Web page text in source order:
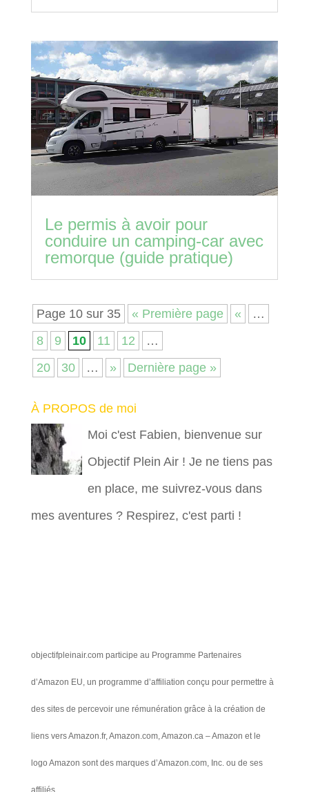
Le permis à avoir pour
conduire un camping-car avec
remorque (guide pratique)
Page 10 sur 35 « Première page «
…
8
9 10 11 12
…
20
30 … » Dernière page »
À PROPOS de moi
Moi c'est Fabien, bienvenue sur
Objectif Plein Air ! Je ne tiens pas
en place, me suivrez-vous dans
mes aventures ? Respirez, c'est parti !
objectifpleinair.com participe au Programme Partenaires
d’Amazon EU, un programme d’affiliation conçu pour permettre à
des sites de percevoir une rémunération grâce à la création de
liens vers Amazon.fr, Amazon.com, Amazon.ca – Amazon et le
logo Amazon sont des marques d’Amazon.com, Inc. ou de ses